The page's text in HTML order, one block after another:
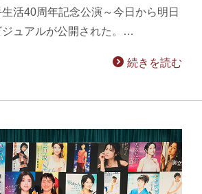
活40周年記念公演～今日から明日
ュアルが公開された。…
続きを読む